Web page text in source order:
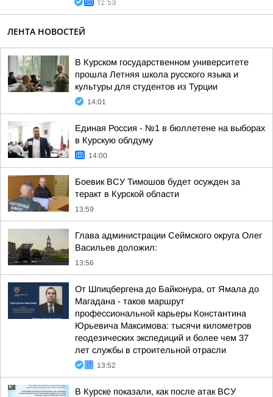
12:53
ЛЕНТА НОВОСТЕЙ
В Курском государственном университете
прошла Летняя школа русского языка и
культуры для студентов из Турции
14:01
Единая Россия - №1 в бюллетене на выборах
в Курскую облдуму
14:00
Боевик ВСУ Тимошов будет осужден за
теракт в Курской области
13:59
Глава администрации Сеймского округа Олег
Васильев доложил:
13:56
От Шпицбергена до Байконура, от Ямала до
Магадана - таков маршрут
профессиональной карьеры Константина
Юрьевича Максимова: тысячи километров
геодезических экспедиций и более чем 37
лет службы в строительной отрасли
13:52
В Курске показали, как после атак ВСУ